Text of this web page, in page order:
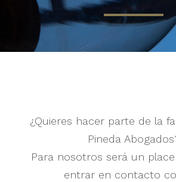
¿Quieres hacer parte de la
Pineda
Para nosotros será un
entrar en contacto